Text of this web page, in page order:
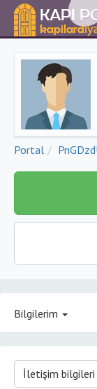
Portal
Bilgilerim
İletişim